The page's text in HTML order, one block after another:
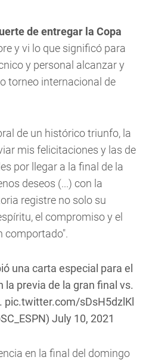
de entregar la Copa
y vi lo que significó para
y personal alcanzar y
torneo internacional de
de un histórico triunfo, la
mis felicitaciones y las de
por llegar a la final de la
deseos (...) con la
registre no solo su
el compromiso y el
comportado".
una carta especial para el
la previa de la gran final vs.
. pic.twitter.com/sDsH5dzlKl
July 10, 2021
en la final del domingo